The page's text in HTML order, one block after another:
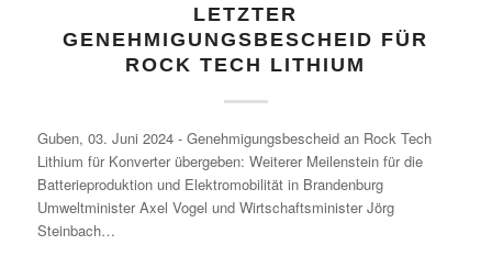
LETZTER
GENEHMIGUNGSBESCHEID FÜR
ROCK TECH LITHIUM
Guben, 03. Juni 2024 - Genehmigungsbescheid an Rock Tech
Lithium für Konverter übergeben: Weiterer Meilenstein für die
Batterieproduktion und Elektromobilität in Brandenburg
Umweltminister Axel Vogel und Wirtschaftsminister Jörg
Steinbach…